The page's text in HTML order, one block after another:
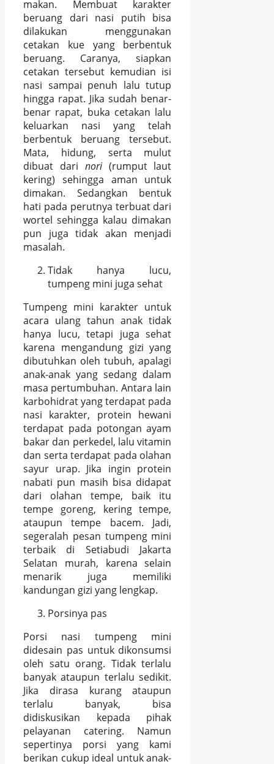
makan. Membuat karakter
beruang dari nasi putih bisa
dilakukan menggunakan
cetakan kue yang berbentuk
beruang. Caranya, siapkan
cetakan tersebut kemudian isi
nasi sampai penuh lalu tutup
hingga rapat. Jika sudah benar-
benar rapat, buka cetakan lalu
keluarkan nasi yang telah
berbentuk beruang tersebut.
Mata, hidung, serta mulut
dibuat dari nori(rumput laut
kering) sehingga aman untuk
dimakan. Sedangkan bentuk
hati pada perutnya terbuat dari
wortel sehingga kalau dimakan
pun juga tidak akan menjadi
masalah.
Tidak hanya lucu,
tumpeng mini juga sehat
Tumpeng mini karakter untuk
acara ulang tahun anak tidak
hanya lucu, tetapi juga sehat
karena mengandung gizi yang
dibutuhkan oleh tubuh, apalagi
anak-anak yang sedang dalam
masa pertumbuhan. Antara lain
karbohidrat yang terdapat pada
nasi karakter, protein hewani
terdapat pada potongan ayam
bakar dan perkedel, lalu vitamin
dan serta terdapat pada olahan
sayur urap. Jika ingin protein
nabati pun masih bisa didapat
dari olahan tempe, baik itu
tempe goreng, kering tempe,
ataupun tempe bacem. Jadi,
segeralah pesan tumpeng mini
terbaik di Setiabudi Jakarta
Selatan murah, karena selain
menarik juga memiliki
kandungan gizi yang lengkap.
Porsinya pas
Porsi nasi tumpeng mini
didesain pas untuk dikonsumsi
oleh satu orang. Tidak terlalu
banyak ataupun terlalu sedikit.
Jika dirasa kurang ataupun
terlalu banyak, bisa
didiskusikan kepada pihak
pelayanan catering. Namun
sepertinya porsi yang kami
berikan cukup ideal untuk anak-